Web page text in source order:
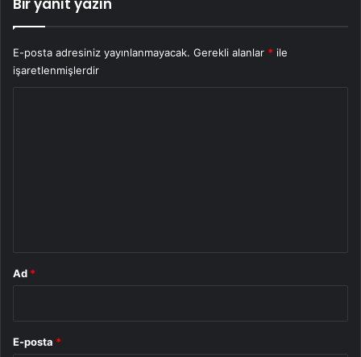
Bir yanıt yazın
E-posta adresiniz yayınlanmayacak. Gerekli alanlar * ile
işaretlenmişlerdir
Ad *
E-posta *